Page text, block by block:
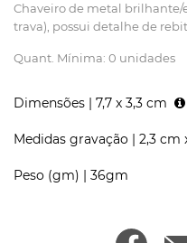
Chaveiro de metal
trava), possui detalhe de
Quant. Mínima: 0 unidades
Dimensões | 7,7 x 3,3 cm
Medidas gravação | 2,3 cm
Peso (gm) | 36gm